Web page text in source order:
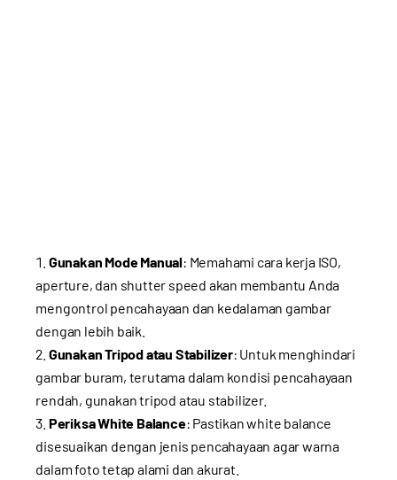
Gunakan Mode Manual: Memahami cara kerja ISO,
aperture, dan shutter speed akan membantu Anda
mengontrol pencahayaan dan kedalaman gambar
dengan lebih baik.
Gunakan Tripod atau Stabilizer: Untuk menghindari
gambar buram, terutama dalam kondisi pencahayaan
rendah, gunakan tripod atau stabilizer.
Periksa White Balance: Pastikan white balance
disesuaikan dengan jenis pencahayaan agar warna
dalam foto tetap alami dan akurat.